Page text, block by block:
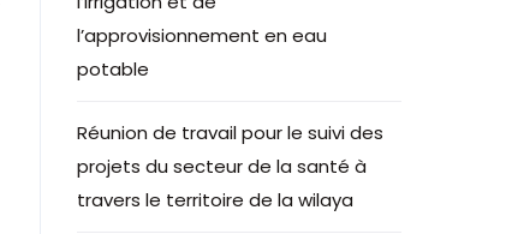
l’approvisionnement en eau
potable
Réunion de travail pour le suivi des
projets du secteur de la santé à
travers le territoire de la wilaya